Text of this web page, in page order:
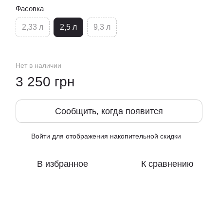
Фасовка
2,33 л 2,5 л 9,3 л
Нет в наличии
3 250 грн
Сообщить, когда появится
Войти для отображения накопительной скидки
В избранное К сравнению